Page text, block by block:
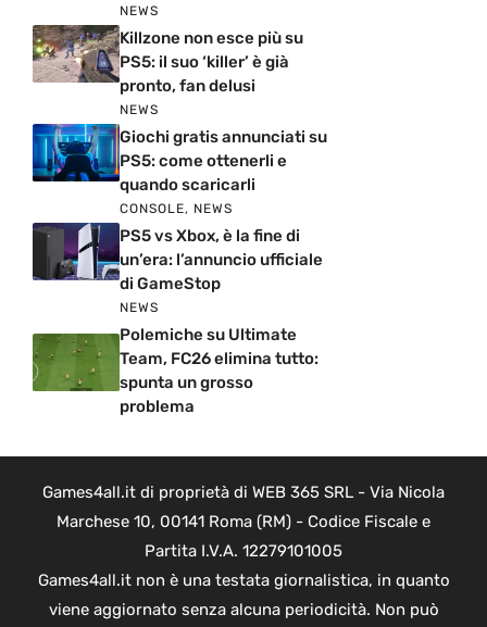
NEWS
Killzone non esce più su
PS5: il suo ‘killer’ è già
pronto, fan delusi
NEWS
Giochi gratis annunciati su
PS5: come ottenerli e
quando scaricarli
CONSOLE, NEWS
PS5 vs Xbox, è la fine di
un’era: l’annuncio ufficiale
di GameStop
NEWS
Polemiche su Ultimate
Team, FC26 elimina tutto:
spunta un grosso
problema
Games4all.it di proprietà di WEB 365 SRL - Via Nicola
Marchese 10, 00141 Roma (RM) - Codice Fiscale e
Partita I.V.A. 12279101005
Games4all.it non è una testata giornalistica, in quanto
viene aggiornato senza alcuna periodicità. Non può